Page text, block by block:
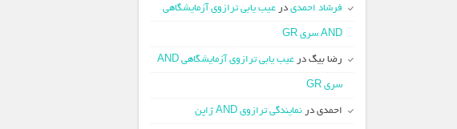
فرشاد احمدی در عیب یابی ترازوی آزمایشگاهی
AND سری GR
رضا بیگ در عیب یابی ترازوی آزمایشگاهی AND
سری GR
احمدی در نمایندگی ترازوی AND ژاپن